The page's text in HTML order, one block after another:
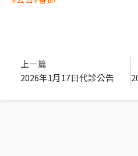
上一頁
上一篇
2026年1月17日代診公告